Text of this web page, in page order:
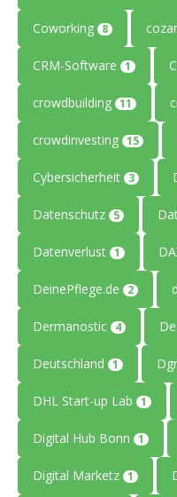
Coworking 8
CRM-Software 1
crowdbuilding 11
crowdinvesting 15
Cybersicherheit 3
Datenschutz 5
Datenverlust 1
DeinePflege.de 2
Dermanostic 4
Deutschland 1
DHL Start-up Lab 1
Digital Hub Bonn 1
Digital Marketz 1